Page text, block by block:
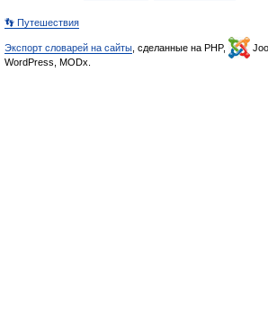
👣 Путешествия
Экспорт словарей на сайты , сделанные на PHP,
WordPress, MODx.